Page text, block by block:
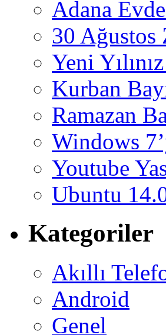
Adana
30 Ağustos
Yeni
Kurban
Ramazan
Windows
Youtube
Ubuntu
Kategoriler
Akıllı
Android
Genel